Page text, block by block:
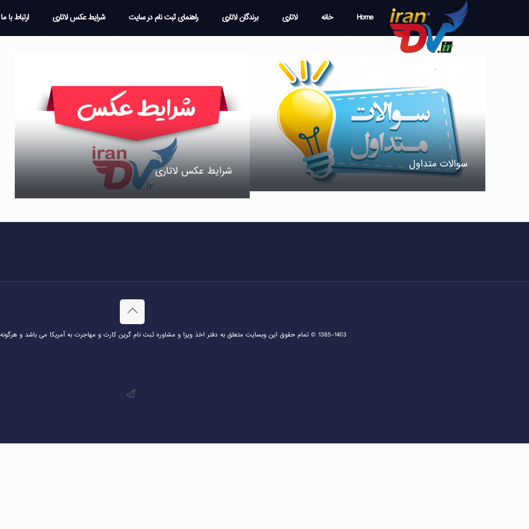
Home خانه لاتاری برندگان لاتاری راهنمای ثبت نام در سایت شرایط عکس لاتاری ارتباط با ما
سوالات متداول شرایط عکس لاتاری
1385-1403 © تمام حقوق این وبسایت متعلق به دفتر اخذ ویزا و مشاوره ثبت نام گرین کارت و مهاجرت به آمریکا می باشد و هرگونه کپی برداری پیگرد قانونی دارد.